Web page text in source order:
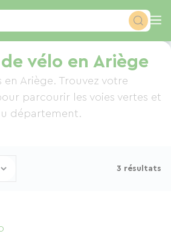
vélo en Ariège
en Ariège. Trouvez votre
parcourir les voies vertes et
département.
3 résultats
des cookies